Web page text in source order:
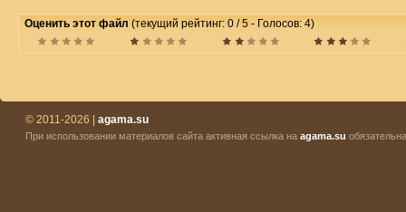
Оценить этот файл (текущий рейтинг: 0 / 5 - Голосов: 4)
© 2011-2026 | agama.su
При использовании материалов сайта активная ссылка на agama.su